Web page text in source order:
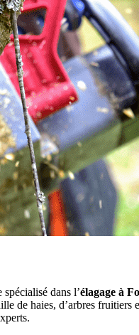
dans l’élagage à
haies, d’arbres fruitiers